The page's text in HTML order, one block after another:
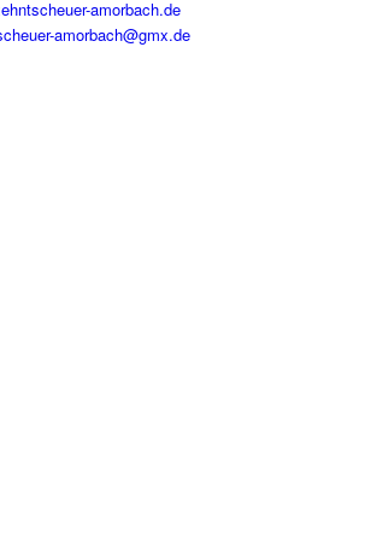
amorbach.de
amorbach@gmx.de